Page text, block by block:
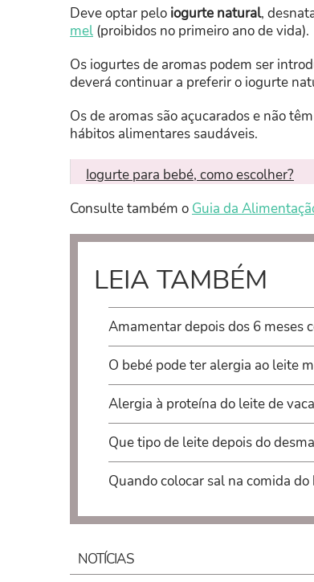
Deve optar pelo iogurte natural,
mel (proibidos no primeiro ano de vida).
Os iogurtes de aromas podem ser
deverá continuar a preferir o iogurte
Os de aromas são açucarados e não
hábitos alimentares saudáveis.
Iogurte para bebé, como escolher?
Consulte também o Guia da
LEIA TAMBÉM
Amamentar depois dos 6 meses
O bebé pode ter alergia ao leite
Alergia à proteína do leite de
Que tipo de leite depois do
Quando colocar sal na comida do
NOTÍCIAS